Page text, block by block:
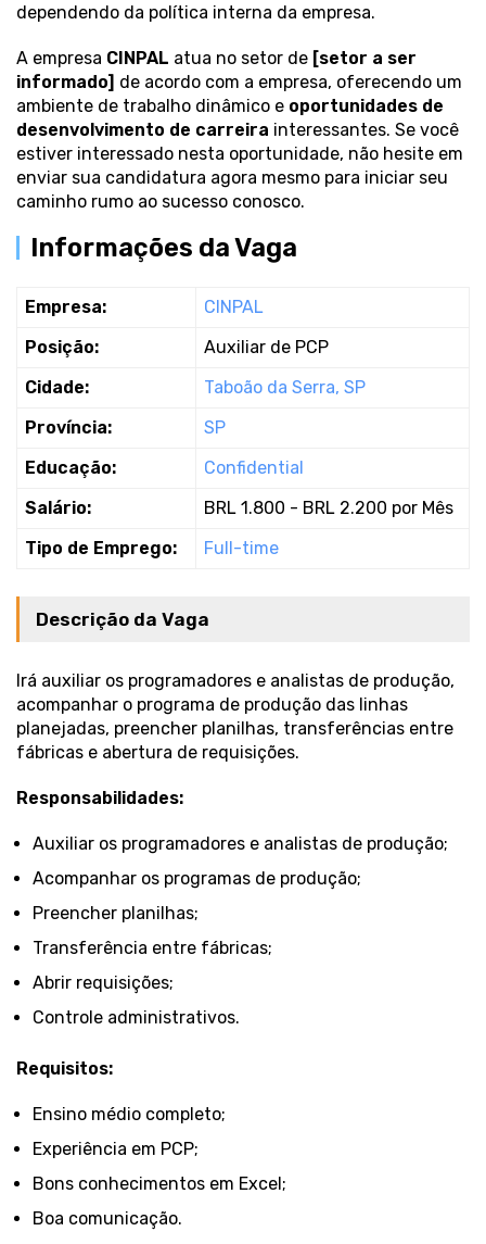
dependendo da política interna da empresa.
A empresa CINPAL atua no setor de [setor a ser
informado] de acordo com a empresa, oferecendo um
ambiente de trabalho dinâmico e oportunidades de
desenvolvimento de carreira interessantes. Se você
estiver interessado nesta oportunidade, não hesite em
enviar sua candidatura agora mesmo para iniciar seu
caminho rumo ao sucesso conosco.
Informações da Vaga
Empresa:
CINPAL
Posição:
Auxiliar de PCP
Cidade:
Taboão da Serra, SP
Província:
SP
Educação:
Confidential
Salário:
BRL 1.800 - BRL 2.200 por Mês
Tipo de Emprego:
Full-time
Descrição da Vaga
Irá auxiliar os programadores e analistas de produção,
acompanhar o programa de produção das linhas
planejadas, preencher planilhas, transferências entre
fábricas e abertura de requisições.
Responsabilidades:
Auxiliar os programadores e analistas de produção;
Acompanhar os programas de produção;
Preencher planilhas;
Transferência entre fábricas;
Abrir requisições;
Controle administrativos.
Requisitos:
Ensino médio completo;
Experiência em PCP;
Bons conhecimentos em Excel;
Boa comunicação.